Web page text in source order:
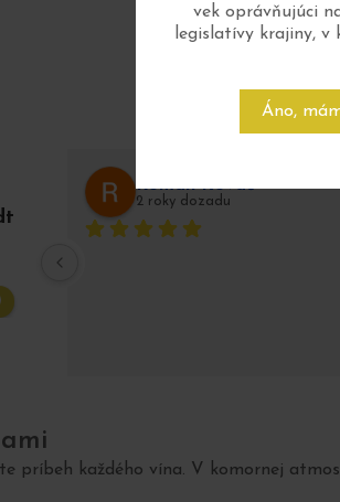
vek oprávňujúci
legislatívy krajiny, v
Áno,
Roman Kováč
2 roky dozadu
príbeh každého vína. V komornej